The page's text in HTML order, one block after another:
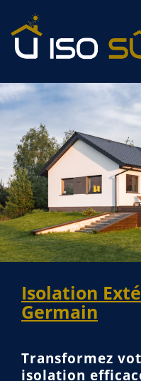
Isolation
Germain
Transformez
isolation